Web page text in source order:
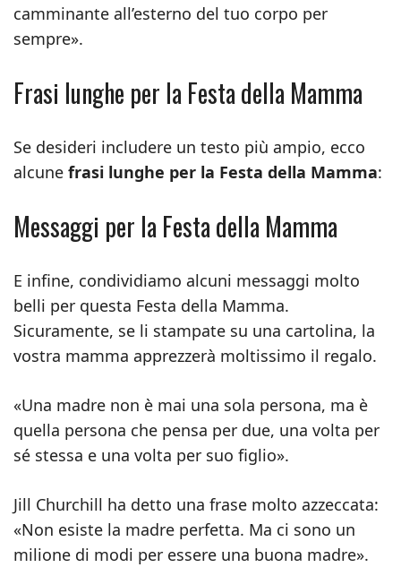
camminante all’esterno del tuo corpo per
sempre».
Frasi lunghe per la Festa della Mamma
Se desideri includere un testo più ampio, ecco
alcune frasi lunghe per la Festa della Mamma:
Messaggi per la Festa della Mamma
E infine, condividiamo alcuni messaggi molto
belli per questa Festa della Mamma.
Sicuramente, se li stampate su una cartolina, la
vostra mamma apprezzerà moltissimo il regalo.
«Una madre non è mai una sola persona, ma è
quella persona che pensa per due, una volta per
sé stessa e una volta per suo figlio».
Jill Churchill ha detto una frase molto azzeccata:
«Non esiste la madre perfetta. Ma ci sono un
milione di modi per essere una buona madre».